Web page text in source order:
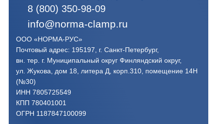
8 (800) 350-98-09
info@norma-clamp.ru
ООО «НОРМА-РУС»
Почтовый адрес: 195197, г. Санкт-Петербург,
вн. тер. г. Муниципальный округ Финляндский округ,
ул. Жукова, дом 18, литера Д, корп.310, помещение 14Н
(№30)
ИНН 7805725549
КПП 780401001
ОГРН 1187847100099